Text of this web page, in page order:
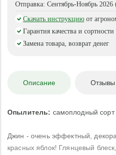
Отправка: Сентябрь-Ноябрь 2026
Скачать инструкцию от
Гарантия качества и сортности
Замена товара, возврат денег
Описание Отзывы
Опылитель: самоплодный сорт
Джин - очень эффектный,
красных яблок! Глянцевый